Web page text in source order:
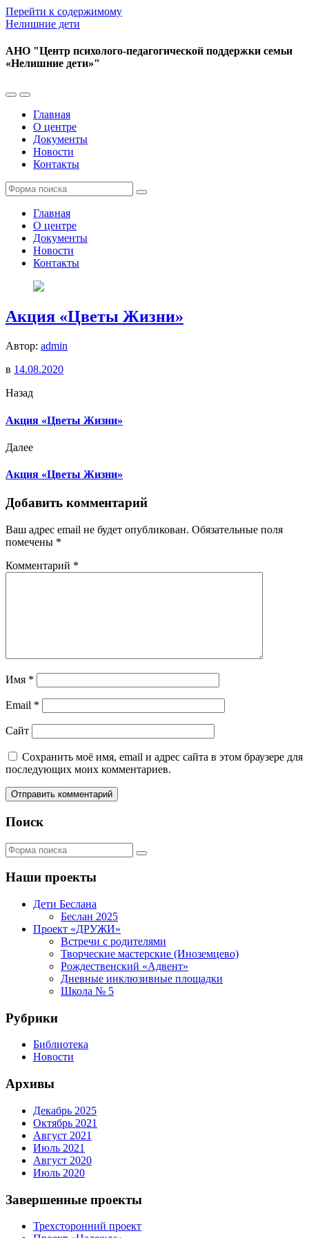
Перейти к содержимому
Нелишние дети
АНО "Центр психолого-педагогической поддержки семьи
«Нелишние дети»"
Переключить
мобильное
меню
Переключить
поле
поиска
Главная
О центре
Документы
Новости
Контакты
Поиск
Главная
О центре
Документы
Новости
Контакты
Акция «Цветы Жизни»
Автор: admin
в 14.08.2020
Назад
Акция «Цветы Жизни»
Далее
Акция «Цветы Жизни»
Добавить комментарий
Ваш адрес email не будет опубликован. Обязательные поля
помечены *
Комментарий *
Имя *
Email *
Сайт
Сохранить моё имя, email и адрес сайта в этом браузере для
последующих моих комментариев.
Поиск
Поиск
Наши проекты
Дети Беслана
Беслан 2025
Проект «ДРУЖИ»
Встречи с родителями
Творческие мастерские (Иноземцево)
Рождественский «Адвент»
Дневные инклюзивные площадки
Школа № 5
Рубрики
Библиотека
Новости
Архивы
Декабрь 2025
Октябрь 2021
Август 2021
Июль 2021
Август 2020
Июль 2020
Завершенные проекты
Трехсторонний проект